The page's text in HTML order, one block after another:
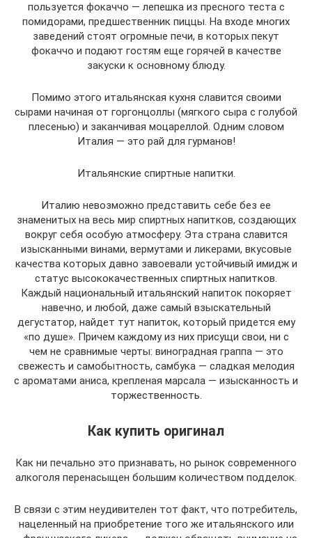
пользуется фокаччо — лепешка из пресного теста с
помидорами, предшественник пиццы. На входе многих
заведений стоят огромные печи, в которых пекут
фокаччо и подают гостям еще горячей в качестве
закуски к основному блюду.
Помимо этого итальянская кухня славится своими
сырами начиная от горгонцоллы (мягкого сыра с голубой
плесенью) и заканчивая моцареллой. Одним словом
Италия — это рай для гурманов!
Итальянские спиртные напитки.
Италию невозможно представить себе без ее
знаменитых на весь мир спиртных напитков, создающих
вокруг себя особую атмосферу. Эта страна славится
изысканными винами, вермутами и ликерами, вкусовые
качества которых давно завоевали устойчивый имидж и
статус высококачественных спиртных напитков.
Каждый национальный итальянский напиток покоряет
навечно, и любой, даже самый взыскательный
дегустатор, найдет тут напиток, который придется ему
«по душе». Причем каждому из них присущи свои, ни с
чем не сравнимые черты: виноградная граппа — это
свежесть и самобытность, самбука — сладкая мелодия
с ароматами аниса, крепленая марсала — изысканность и
торжественность.
Как купить оригинал
Как ни печально это признавать, но рынок современного
алкоголя перенасыщен большим количеством подделок.
В связи с этим неудивителен тот факт, что потребитель,
нацеленный на приобретение того же итальянского или